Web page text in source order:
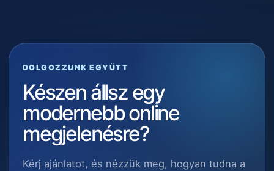
DOLGOZZUNK EGYÜTT
Készen állsz egy
modernebb online
megjelenésre?
Kérj ajánlatot, és nézzük meg, hogyan tudna a